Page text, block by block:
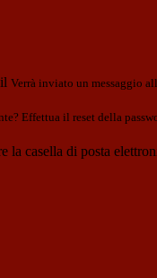
Verrà inviato un messaggio
Effettua il reset della
la casella di posta